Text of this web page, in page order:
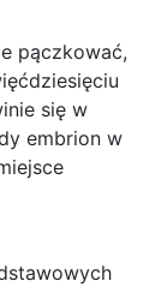
pączkować,
się w
embrion w